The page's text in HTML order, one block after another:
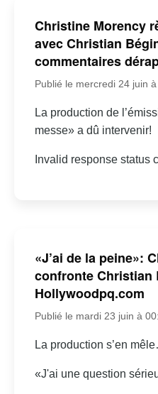
Christine Morency
avec Christian
commentaires
Publié le mercredi 24 juin
La production de
messe» a dû intervenir!
Invalid response status
«J’ai de la peine»:
confronte Christian
Hollywoodpq.com
Publié le mardi 23 juin à
La production s’en
«J'ai une question